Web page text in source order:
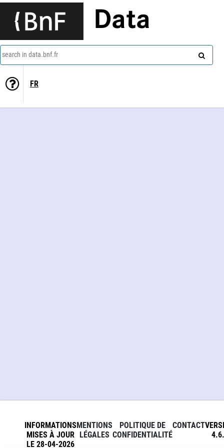
Data
search in data.bnf.fr
FR
INFORMATIONS
MISES À JOUR
LE 28-04-2026
MENTIONS
LÉGALES
POLITIQUE DE
CONFIDENTIALITÉ
CONTACT